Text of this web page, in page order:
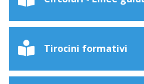
Tirocini formativi